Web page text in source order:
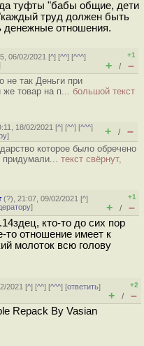
туфты "бабы общие, дети
труд должен быть
денежные отношения.
06/02/2021 [^] [^^] [^^^]
+1
+ / –
не так Деньги при
же товар на п... большой текст
18/02/2021 [^] [^^] [^^^]
] + / –
которое было обречено
придумали... текст свёрнут,
(?), 21:07, 09/02/2021 [^]
]
+1
+ / –
кто-то до сих пор
то отношение имеет к
молоток всю голову
2021 [^] [^^] [^^^] [ответить]
+2
+ / –
Repack By Vasian